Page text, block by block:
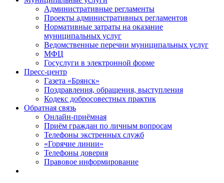
Административные регламенты
Проекты административных регламентов
Нормативные затраты на оказание
муниципальных услуг
Ведомственные перечни муниципальных услуг
МФЦ
Госуслуги в электронной форме
Пресс-центр
Газета «Брянск»
Поздравления, обращения, выступления
Кодекс добросовестных практик
Обратная связь
Онлайн-приёмная
Приём граждан по личным вопросам
Телефоны экстренных служб
«Горячие линии»
Телефоны доверия
Правовое информирование